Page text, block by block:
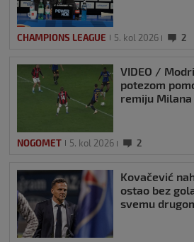
CHAMPIONS LEAGUE 5. kol 2026 2
VIDEO /
potezom
remiju
NOGOMET 5. kol 2026 2
Kovačević
ostao bez
svemu